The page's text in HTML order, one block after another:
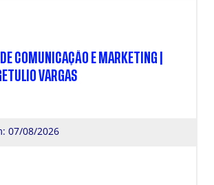
COMUNICAÇÃO E MARKETING |
VARGAS
07/08/2026